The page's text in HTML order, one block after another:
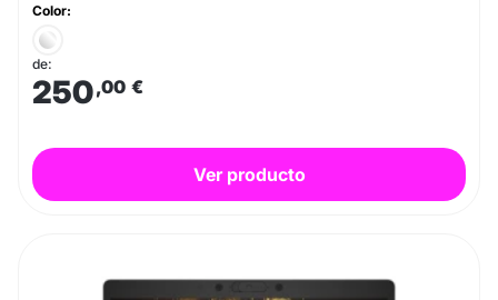
Color:
de:
250,00 €
Ver producto